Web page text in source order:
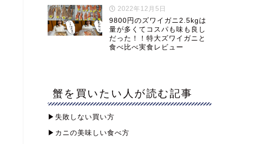
2022年12月5日
9800円のズワイガニ2.5kgは
量が多くてコスパも味も良し
だった！！特大ズワイガニと
食べ比べ実食レビュー
蟹を買いたい人が読む記事
▶︎失敗しない買い方
▶︎カニの美味しい食べ方